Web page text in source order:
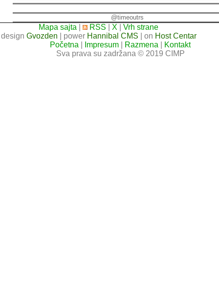
@timeoutrs
Mapa sajta | RSS X |Vrh strane
design Gvozden | power Hannibal CMS | on Host Centar
Početna
Impresum Razmena
Kontakt
Sva prava su zadržana © 2019 CIMP